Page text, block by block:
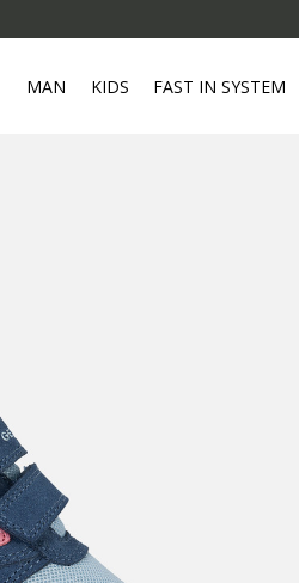
MAN KIDS FAST IN SYSTEM